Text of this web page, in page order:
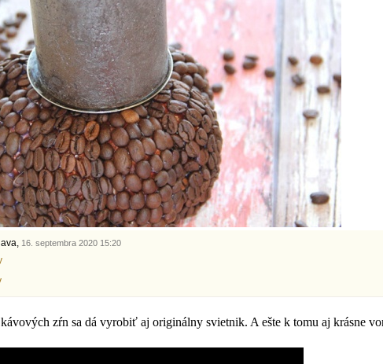
16. septembra 2020 15:20
zŕn sa dá vyrobiť aj originálny svietnik. A ešte k tomu aj krásne